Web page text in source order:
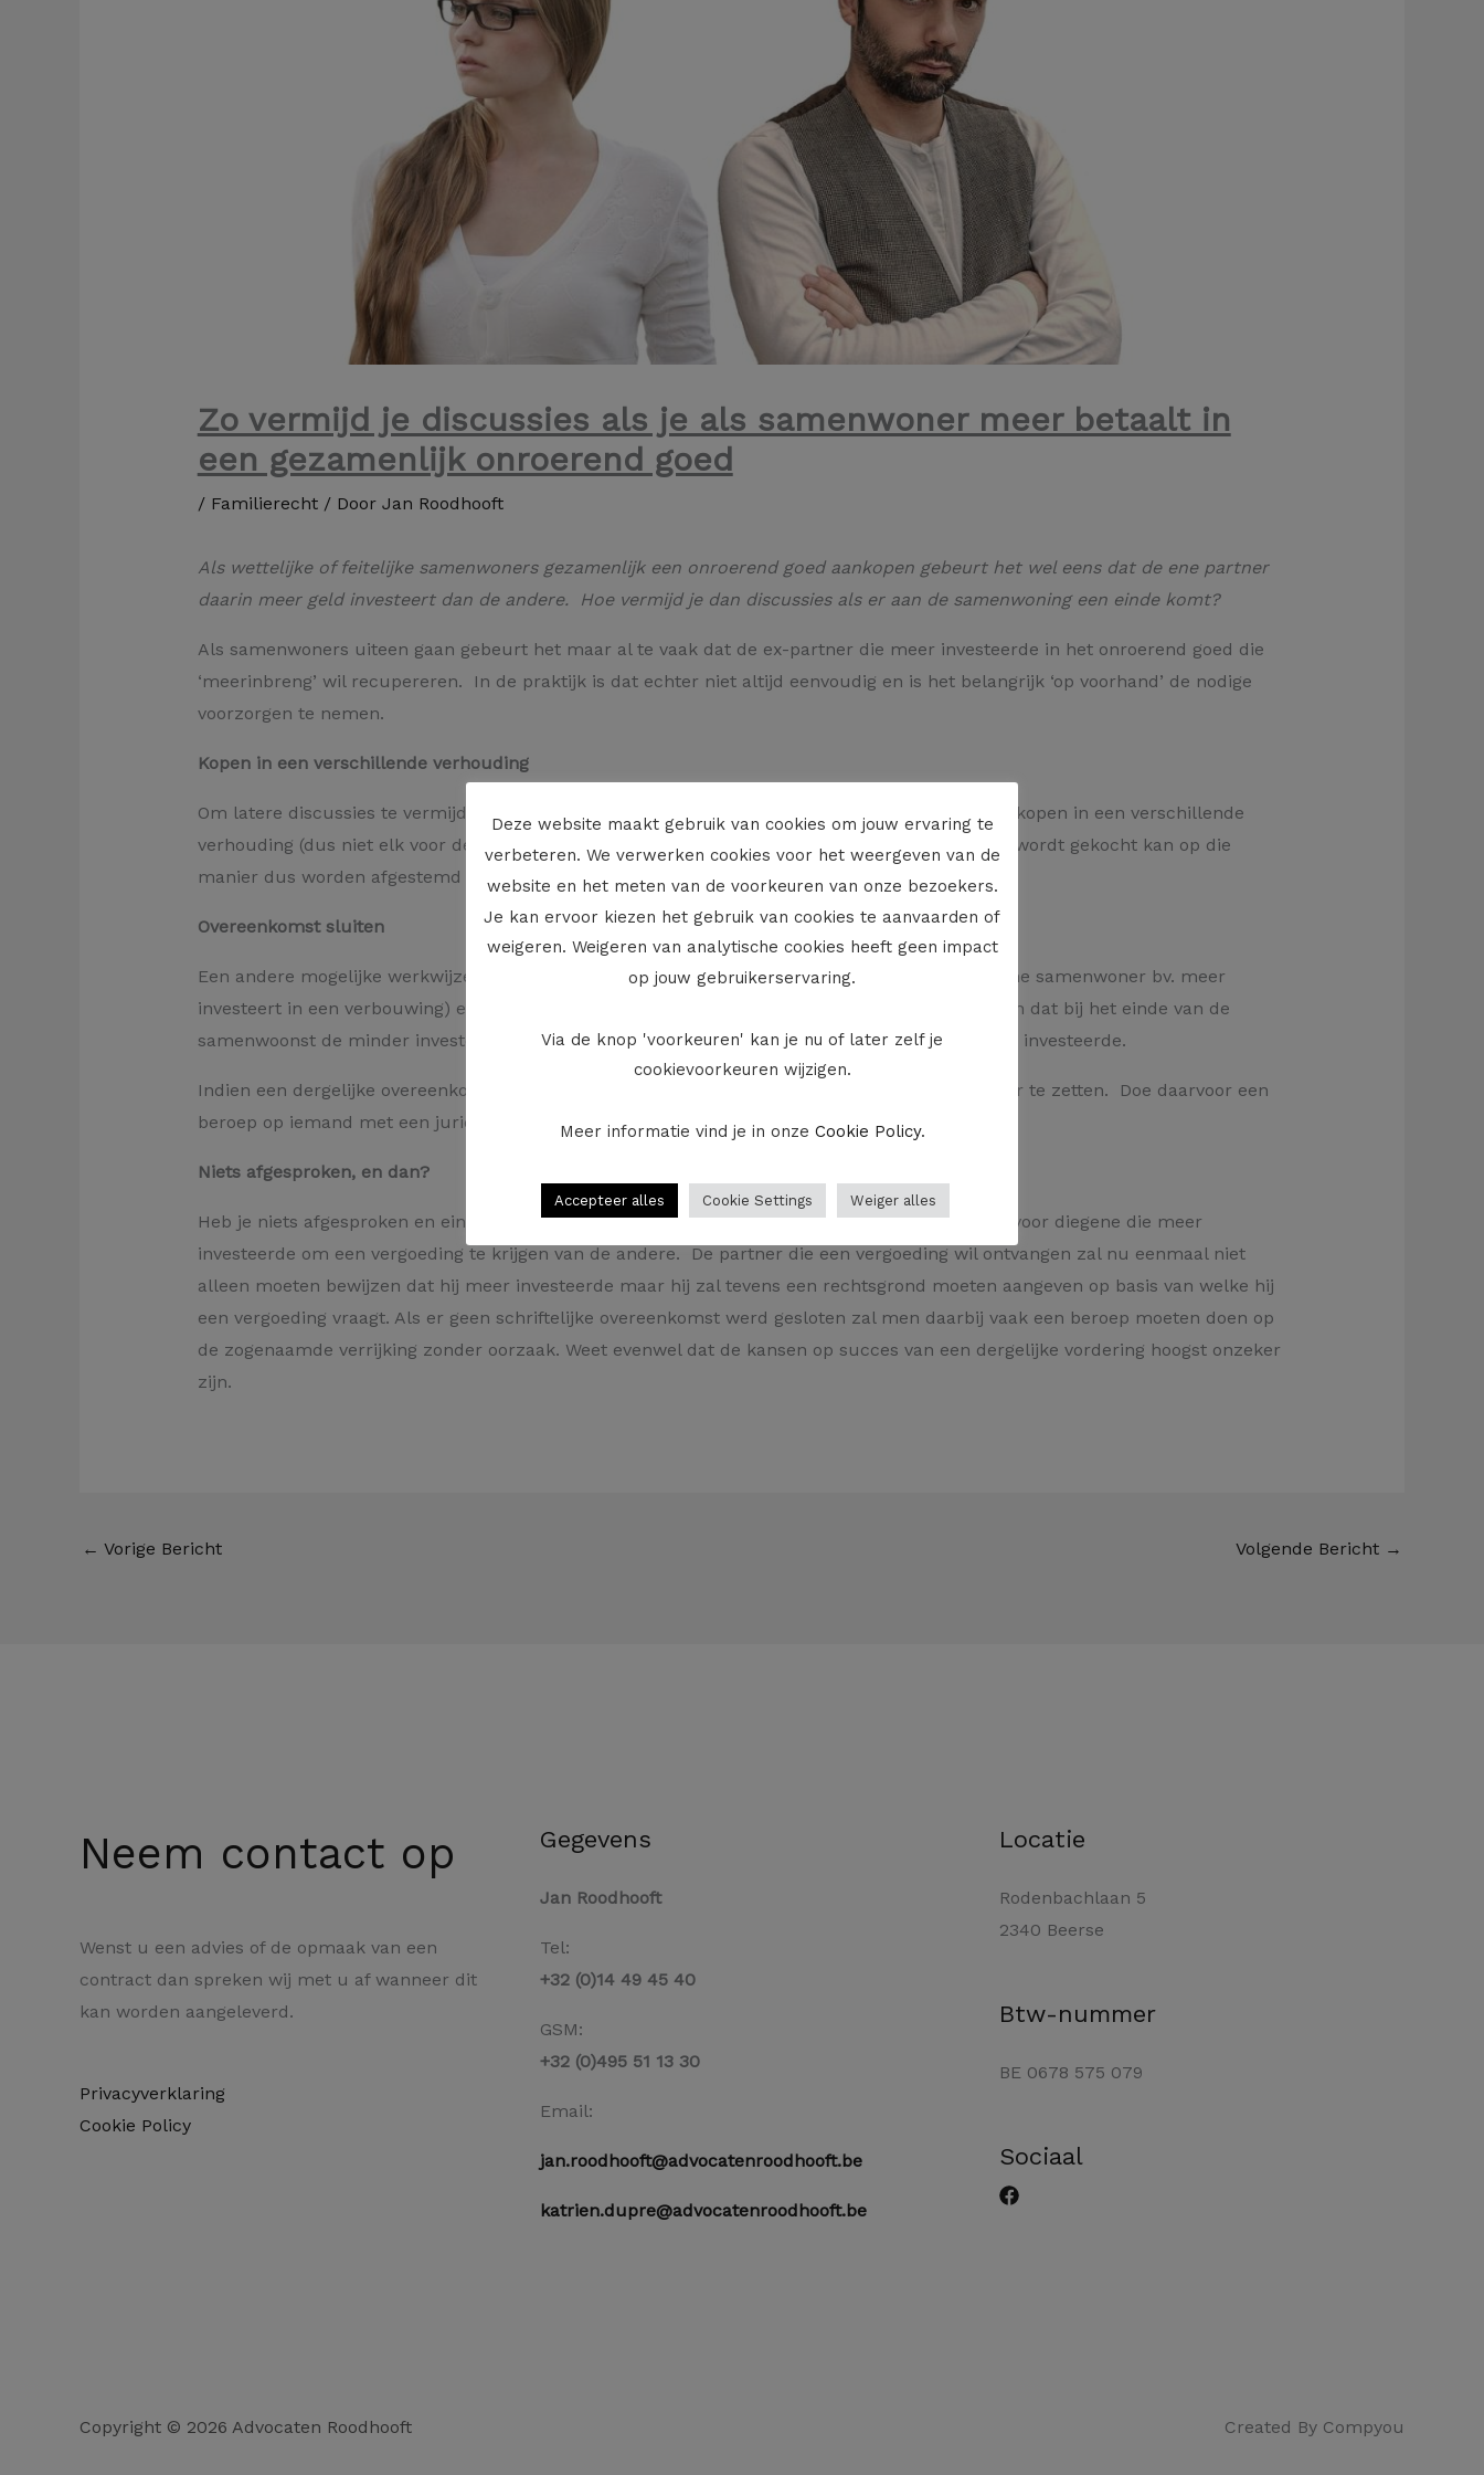
Zo vermijd je discussies als je als samenwoner meer betaalt in
een gezamenlijk onroerend goed
/ Familierecht/ Door Jan Roodhooft
Als wettelijke of feitelijke samenwoners gezamenlijk een onroerend goed aankopen gebeurt het wel eens dat de ene partner
daarin meer geld investeert dan de andere. Hoe vermijd je dan discussies als er aan de samenwoning een einde komt?
Als samenwoners uiteen gaan gebeurt het maar al te vaak dat de ex-partner die meer investeerde in het onroerend goed die
‘meerinbreng’ wil recupereren. In de praktijk is dat echter niet altijd eenvoudig en is het belangrijk ‘op voorhand’ de nodige
voorzorgen te nemen.
Kopen in een verschillende verhouding
Om latere discussies te vermijden bestaat een eerste denkpiste erin het onroerend goed aan te kopen in een verschillende
verhouding (dus niet elk voor de onverdeelde helft). De verhouding waarin het onroerend goed wordt gekocht kan op die
manier dus worden afgestemd op wat elk van de partijen in het onroerend goed investeert.
Overeenkomst sluiten
Een andere mogelijke werkwijze bestaat er in op het moment van de aankoop (of wanneer de ene samenwoner bv. meer
investeert in een verbouwing) een overeenkomst af te sluiten waarin de samenwoners afspreken dat bij het einde van de
samenwoonst de minder investerende partner een vergoeding zal betalen aan diegene die meer investeerde.
Indien een dergelijke overeenkomst wordt aangegaan is het van belang die ook correct op papier te zetten. Doe daarvoor een
beroep op iemand met een juridische scholing (zoals bv. een advocaat of een notaris).
Niets afgesproken, en dan?
Heb je niets afgesproken en eindigt de samenwoning dan zal het niet altijd even eenvoudig zijn voor diegene die meer
investeerde om een vergoeding te krijgen van de andere. De partner die een vergoeding wil ontvangen zal nu eenmaal niet
alleen moeten bewijzen dat hij meer investeerde maar hij zal tevens een rechtsgrond moeten aangeven op basis van welke hij
een vergoeding vraagt. Als er geen schriftelijke overeenkomst werd gesloten zal men daarbij vaak een beroep moeten doen op
de zogenaamde verrijking zonder oorzaak. Weet evenwel dat de kansen op succes van een dergelijke vordering hoogst onzeker
zijn.
← Vorige Bericht Volgende Bericht →
Neem contact op
Wenst u een advies of de opmaak van een
contract dan spreken wij met u af wanneer dit
kan worden aangeleverd.
Privacyverklaring
Cookie Policy
Gegevens
Jan Roodhooft
Tel:
+32 (0)14 49 45 40
GSM:
+32 (0)495 51 13 30
Email:
jan.roodhooft@advocatenroodhooft.be
katrien.dupre@advocatenroodhooft.be
Locatie
Rodenbachlaan 5
2340 Beerse
Btw-nummer
BE 0678 575 079
Sociaal
Copyright © 2026 Advocaten Roodhooft Created By Compyou
Deze website maakt gebruik van cookies om jouw ervaring te
verbeteren. We verwerken cookies voor het weergeven van de
website en het meten van de voorkeuren van onze bezoekers.
Je kan ervoor kiezen het gebruik van cookies te aanvaarden of
weigeren. Weigeren van analytische cookies heeft geen impact
op jouw gebruikerservaring.
Via de knop 'voorkeuren' kan je nu of later zelf je
cookievoorkeuren wijzigen.
Meer informatie vind je in onze Cookie Policy.
Accepteer alles Cookie Settings Weiger alles